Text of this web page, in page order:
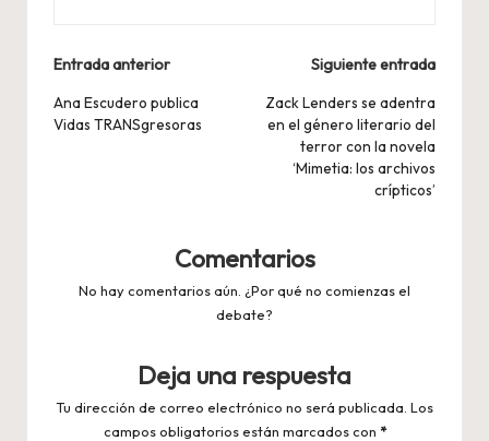
Navegación
de
entradas
Entrada anterior
Ana Escudero publica
Vidas TRANSgresoras
Siguiente entrada
Zack Lenders se adentra
en el género literario del
terror con la novela
‘Mimetia: los archivos
crípticos’
Comentarios
No hay comentarios aún. ¿Por qué no comienzas el
debate?
Deja una respuesta
Tu dirección de correo electrónico no será publicada. Los
campos obligatorios están marcados con *